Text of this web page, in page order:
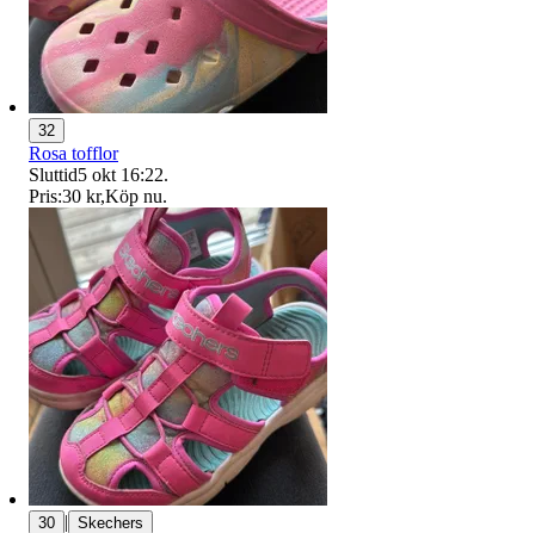
32
Rosa tofflor
Sluttid5 okt 16:22.
Pris:30 kr,Köp nu.
30 | Skechers